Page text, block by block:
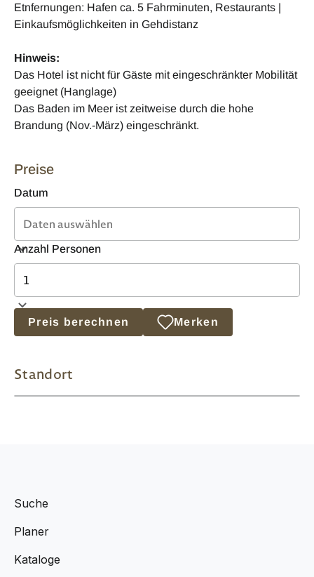
Etnfernungen: Hafen ca. 5 Fahrminuten, Restaurants |
Einkaufsmöglichkeiten in Gehdistanz
Hinweis:
Das Hotel ist nicht für Gäste mit eingeschränkter Mobilität
geeignet (Hanglage)
Das Baden im Meer ist zeitweise durch die hohe
Brandung (Nov.-März) eingeschränkt.
Preise
Datum
Anzahl Personen
Preis berechnen Merken
Standort
Suche
Planer
Kataloge